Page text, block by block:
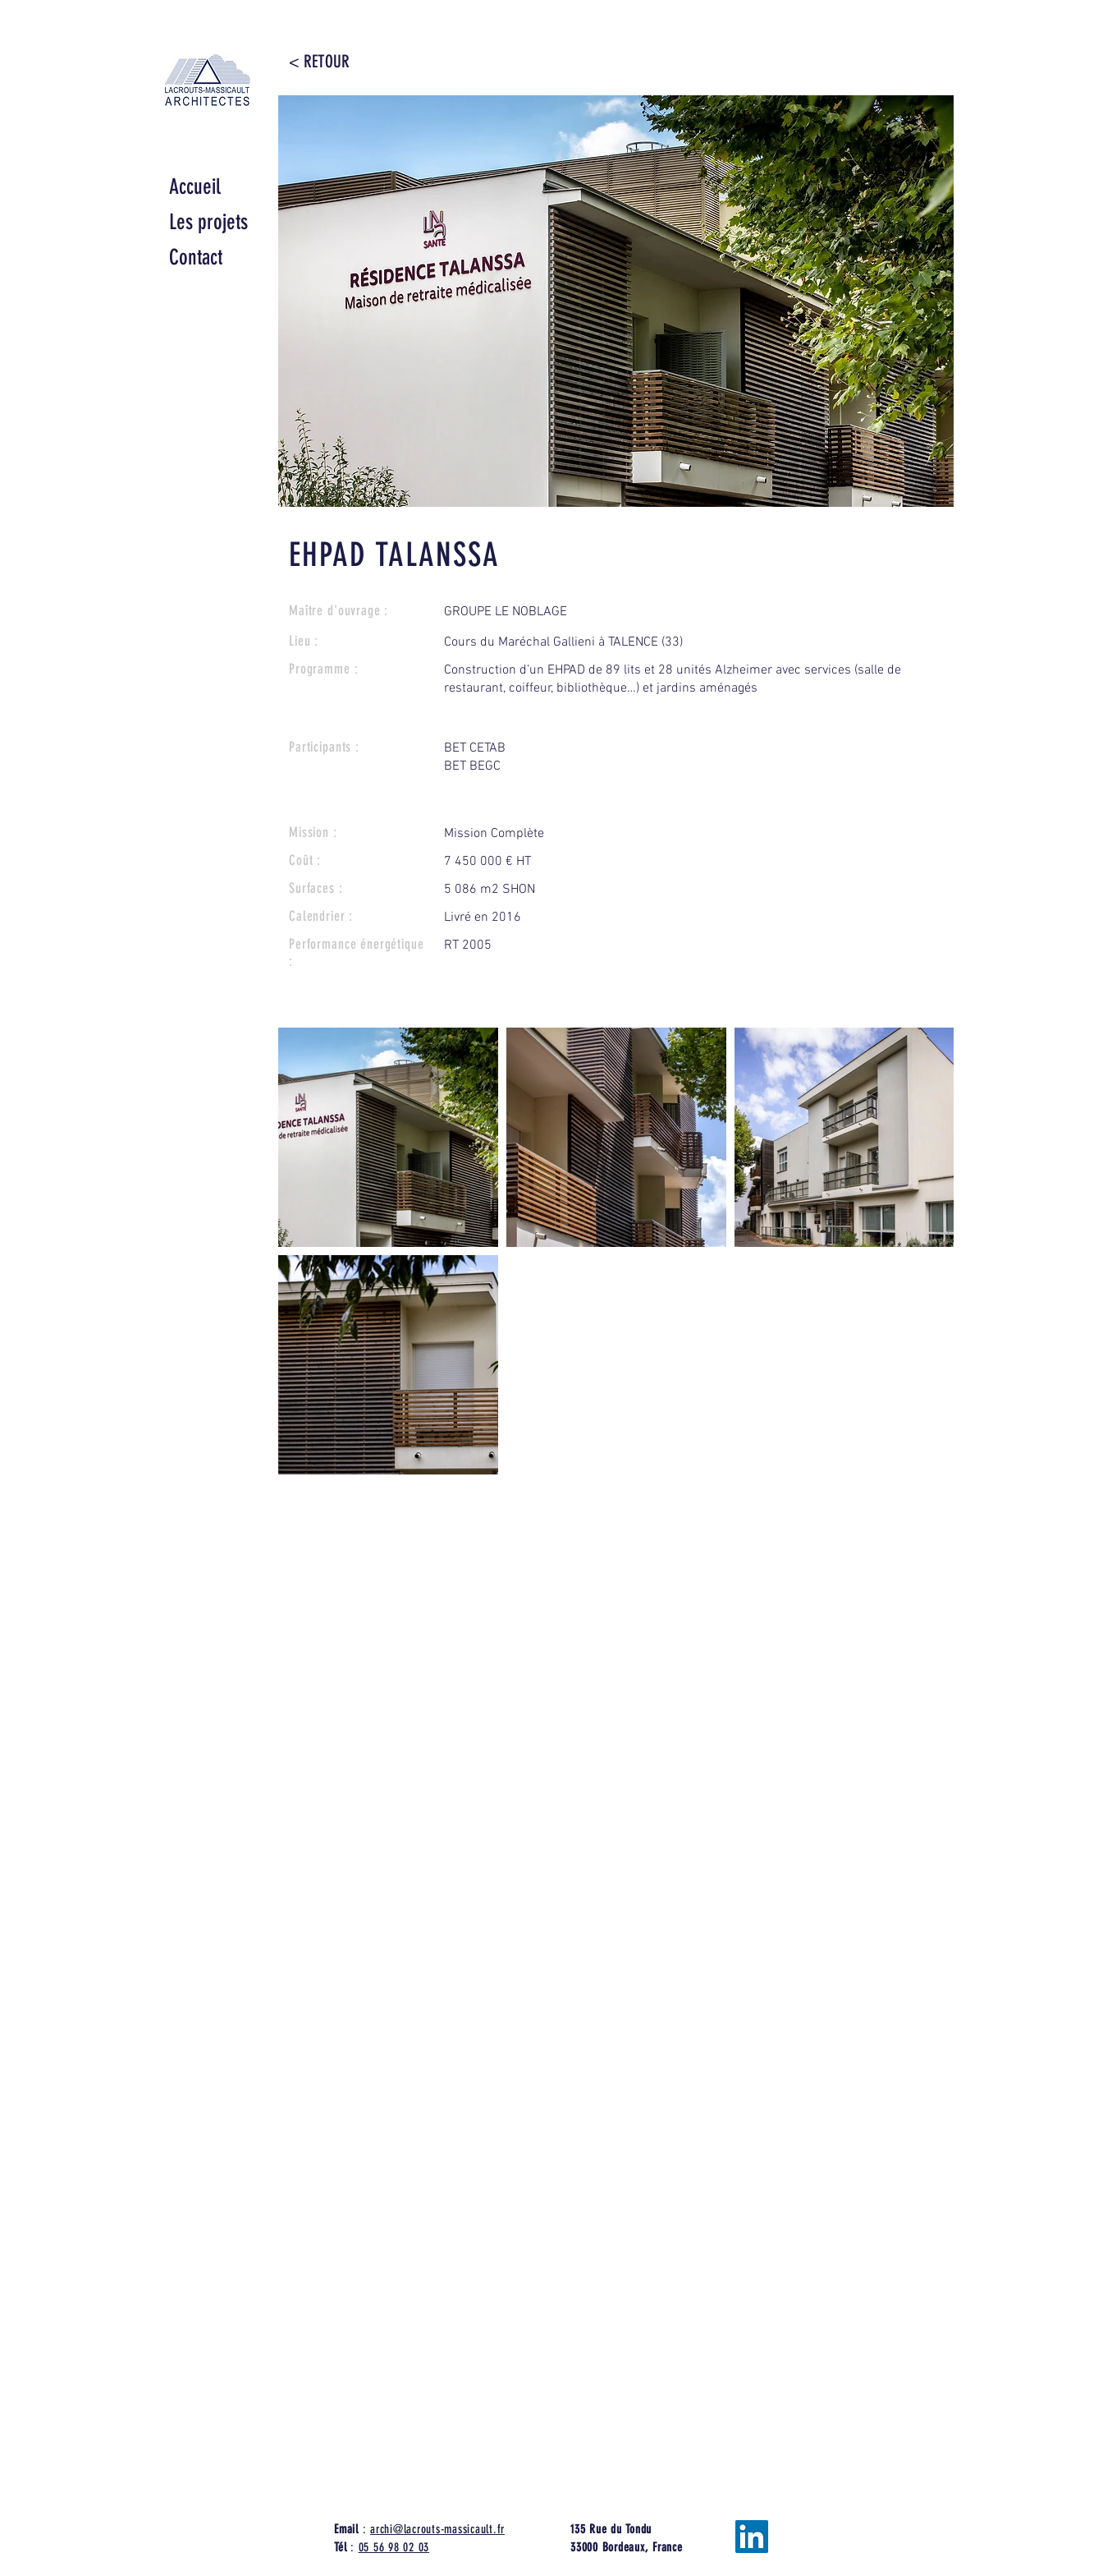
Accueil
Les projets
Contact
< RETOUR
EHPAD TALANSSA
Maître d'ouvrage :
Lieu :
Programme :
GROUPE LE NOBLAGE
Cours du Maréchal Gallieni à TALENCE (33)
Construction d’un EHPAD de 89 lits et 28 unités Alzheimer avec ​​services (salle de
restaurant, coiffeur, bibliothèque…) et jardins ​​aménagés
Participants :
BET CETAB
BET BEGC
Mission :
Coût :
Surfaces :
Calendrier :
Performance énergétique
:
Mission Complète
7 450 000 € HT
5 086 m2 SHON
Livré en 2016
RT 2005
Email: archi@lacrouts-massicault.fr
Tél: 05 56 98 02 03
135 Rue du Tondu
33000 Bordeaux, France